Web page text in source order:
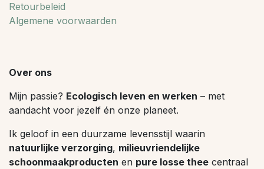
Retourbeleid
Algemene voorwaarden
Over ons
Mijn passie? Ecologisch leven en werken – met
aandacht voor jezelf én onze planeet.
Ik geloof in een duurzame levensstijl waarin
natuurlijke verzorging, milieuvriendelijke
schoonmaakproducten en pure losse thee centraal